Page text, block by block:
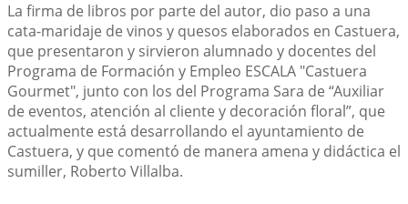
La firma de libros por parte del autor, dio paso a una
cata-maridaje de vinos y quesos elaborados en Castuera,
que presentaron y sirvieron alumnado y docentes del
Programa de Formación y Empleo ESCALA "Castuera
Gourmet", junto con los del Programa Sara de “Auxiliar
de eventos, atención al cliente y decoración floral”, que
actualmente está desarrollando el ayuntamiento de
Castuera, y que comentó de manera amena y didáctica el
sumiller, Roberto Villalba.